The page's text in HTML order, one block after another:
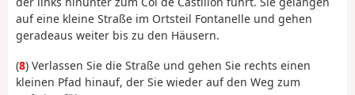
auf eine kleine Straße im Ortsteil Fontanelle und gehen
geradeaus weiter bis zu den Häusern.
(8) Verlassen Sie die Straße und gehen Sie rechts einen
kleinen Pfad hinauf, der Sie wieder auf den Weg zum